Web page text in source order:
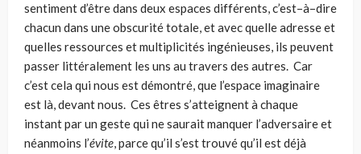
sentiment d’être dans deux espaces différents, c’est–à–dire
chacun dans une obscurité totale, et avec quelle adresse et
quelles ressources et multiplicités ingénieuses, ils peuvent
passer littéralement les uns au travers des autres. Car
c’est cela qui nous est démontré, que l’espace imaginaire
est là, devant nous. Ces êtres s’atteignent à chaque
instant par un geste qui ne saurait manquer l’adversaire et
néanmoins l’évite, parce qu’il s’est trouvé qu’il est déjà